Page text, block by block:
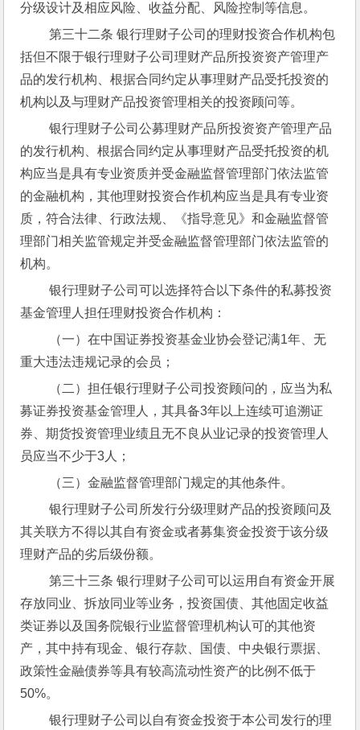
分级设计及相应风险、收益分配、风险控制等信息。
第三十二条 银行理财子公司的理财投资合作机构包
括但不限于银行理财子公司理财产品所投资资产管理产
品的发行机构、根据合同约定从事理财产品受托投资的
机构以及与理财产品投资管理相关的投资顾问等。
银行理财子公司公募理财产品所投资资产管理产品
的发行机构、根据合同约定从事理财产品受托投资的机
构应当是具有专业资质并受金融监督管理部门依法监管
的金融机构，其他理财投资合作机构应当是具有专业资
质，符合法律、行政法规、《指导意见》和金融监督管
理部门相关监管规定并受金融监督管理部门依法监管的
机构。
银行理财子公司可以选择符合以下条件的私募投资
基金管理人担任理财投资合作机构：
重大违法违规记录的会员；
募证券投资基金管理人，其具备3年以上连续可追溯证
券、期货投资管理业绩且无不良从业记录的投资管理人
员应当不少于3人；
（三）金融监督管理部门规定的其他条件。
银行理财子公司所发行分级理财产品的投资顾问及
其关联方不得以其自有资金或者募集资金投资于该分级
理财产品的劣后级份额。
第三十三条 银行理财子公司可以运用自有资金开展
存放同业、拆放同业等业务，投资国债、其他固定收益
类证券以及国务院银行业监督管理机构认可的其他资
产，其中持有现金、银行存款、国债、中央银行票据、
政策性金融债券等具有较高流动性资产的比例不低于
50%。
银行理财子公司以自有资金投资于本公司发行的理